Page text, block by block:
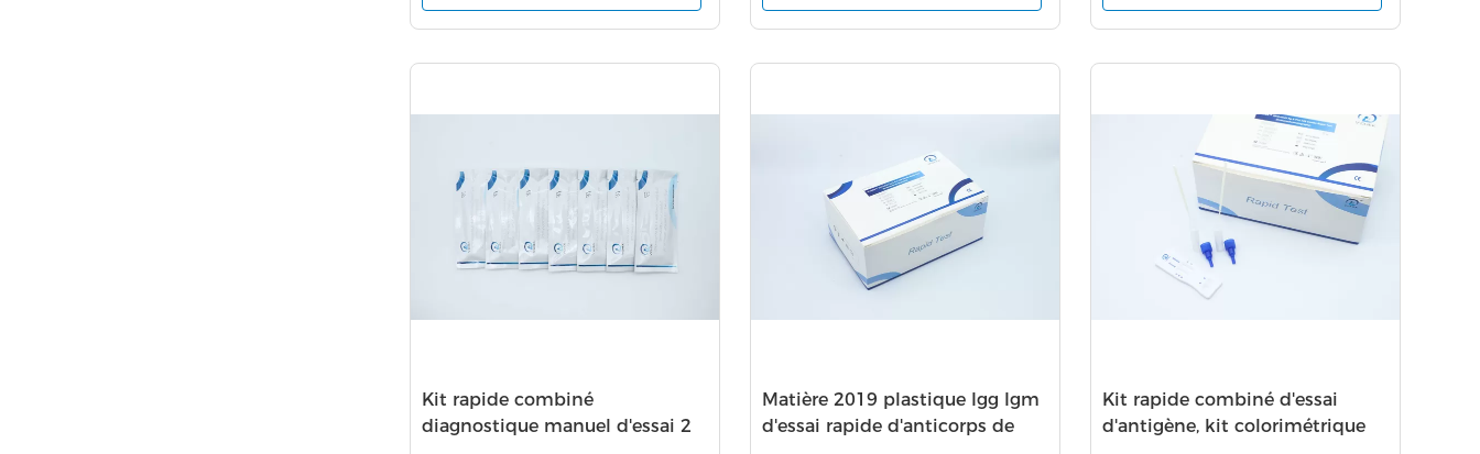
Kit rapide combiné
diagnostique manuel d'essai 2
Matière 2019 plastique Igg Igm
d'essai rapide d'anticorps de
Kit rapide combiné d'essai
d'antigène, kit colorimétrique